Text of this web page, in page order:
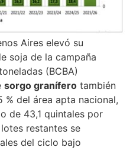
Aires elevó su
soja de la campaña
(BCBA)
sorgo granífero también
% del área apta nacional,
de 43,1 quintales por
restantes se
del ciclo bajo